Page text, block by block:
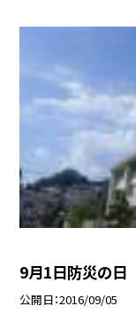
9月1日防災の日
公開日 2016/09/05